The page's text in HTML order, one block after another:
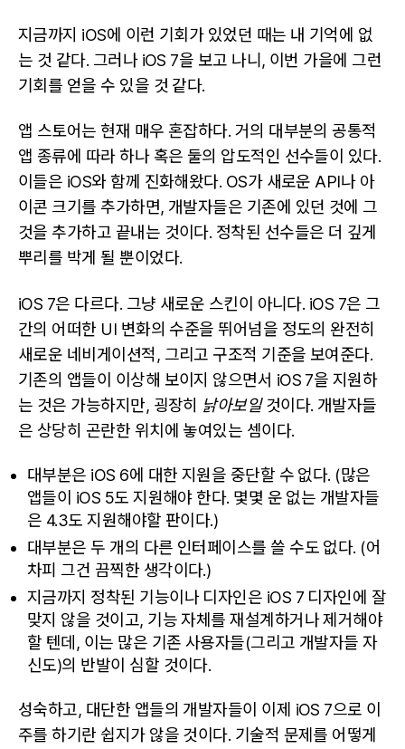
지금까지 iOS에 이런 기회가 있었던 때는 내 기억에 없
는 것 같다. 그러나 iOS 7을 보고 나니, 이번 가을에 그런
기회를 얻을 수 있을 것 같다.
앱 스토어는 현재 매우 혼잡하다. 거의 대부분의 공통적
앱 종류에 따라 하나 혹은 둘의 압도적인 선수들이 있다.
이들은 iOS와 함께 진화해왔다. OS가 새로운 API나 아
이콘 크기를 추가하면, 개발자들은 기존에 있던 것에 그
것을 추가하고 끝내는 것이다. 정착된 선수들은 더 깊게
뿌리를 박게 될 뿐이었다.
iOS 7은 다르다. 그냥 새로운 스킨이 아니다. iOS 7은 그
간의 어떠한 UI 변화의 수준을 뛰어넘을 정도의 완전히
새로운 네비게이션적, 그리고 구조적 기준을 보여준다.
기존의 앱들이 이상해 보이지 않으면서 iOS 7을 지원하
는 것은 가능하지만, 굉장히
낡아보일것이다. 개발자들
은 상당히 곤란한 위치에 놓여있는 셈이다.
대부분은 iOS 6에 대한 지원을 중단할 수 없다. (많은
앱들이 iOS 5도 지원해야 한다. 몇몇 운 없는 개발자들
은 4.3도 지원해야할 판이다.)
대부분은 두 개의 다른 인터페이스를 쓸 수도 없다. (어
차피 그건 끔찍한 생각이다.)
지금까지 정착된 기능이나 디자인은 iOS 7 디자인에 잘
맞지 않을 것이고, 기능 자체를 재설계하거나 제거해야
할 텐데, 이는 많은 기존 사용자들(그리고 개발자들 자
신도)의 반발이 심할 것이다.
성숙하고, 대단한 앱들의 개발자들이 이제 iOS 7으로 이
주를 하기란 쉽지가 않을 것이다. 기술적 문제를 어떻게